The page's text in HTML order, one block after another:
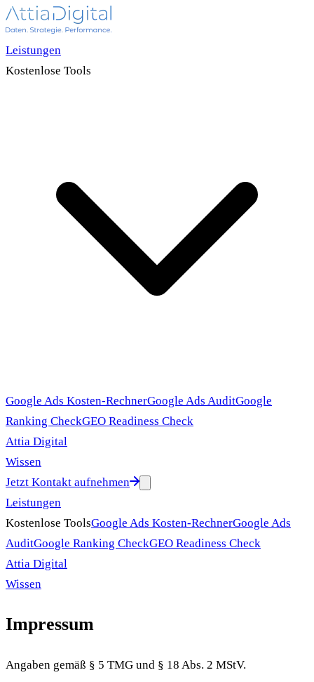
Leistungen
Kostenlose Tools
Google Ads Kosten-RechnerGoogle Ads AuditGoogle
Ranking CheckGEO Readiness Check
Attia Digital
Wissen
Jetzt Kontakt aufnehmen
Leistungen
Kostenlose ToolsGoogle Ads Kosten-RechnerGoogle Ads
AuditGoogle Ranking CheckGEO Readiness Check
Attia Digital
Wissen
Impressum
Angaben gemäß § 5 TMG und § 18 Abs. 2 MStV.